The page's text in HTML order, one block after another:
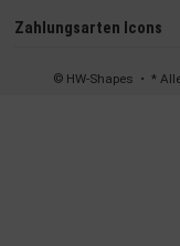
Zahlungsarten Icons
© HW-Shapes • *